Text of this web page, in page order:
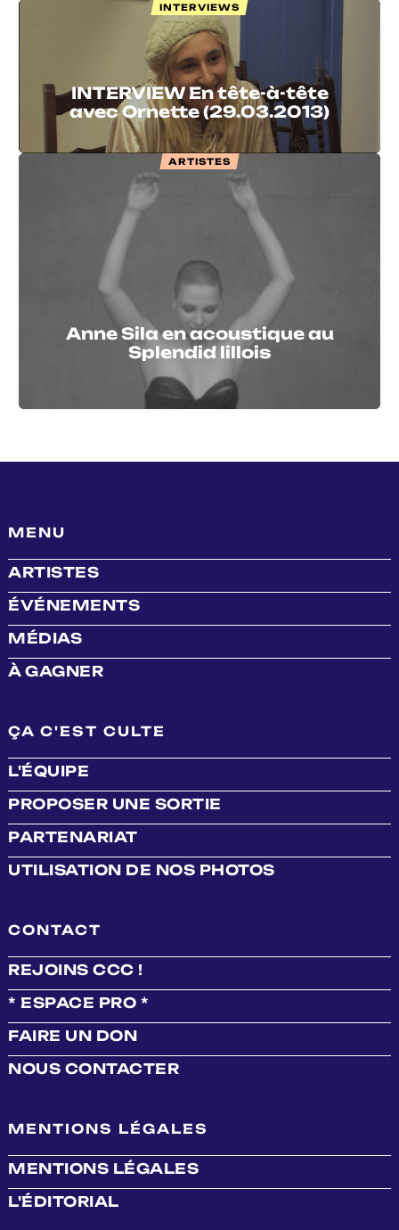
INTERVIEWS
INTERVIEW En tête-à-tête
avec Ornette (29.03.2013)
ARTISTES
Anne Sila en acoustique au
Splendid lillois
MENU
ARTISTES
ÉVÉNEMENTS
MÉDIAS
À GAGNER
ÇA C'EST CULTE
L'ÉQUIPE
PROPOSER UNE SORTIE
PARTENARIAT
UTILISATION DE NOS PHOTOS
CONTACT
REJOINS CCC !
* ESPACE PRO *
FAIRE UN DON
NOUS CONTACTER
MENTIONS LÉGALES
MENTIONS LÉGALES
L'ÉDITORIAL